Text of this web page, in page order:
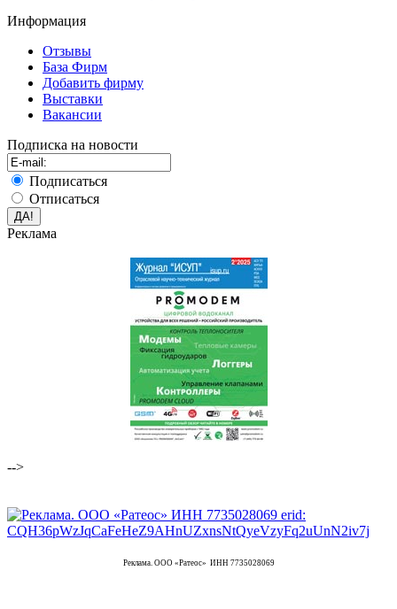
Информация
Отзывы
База Фирм
Добавить фирму
Выставки
Вакансии
Подписка на новости
Подписаться
Отписаться
Реклама
-->
Реклама. ООО «Ратеос» ИНН 7735028069